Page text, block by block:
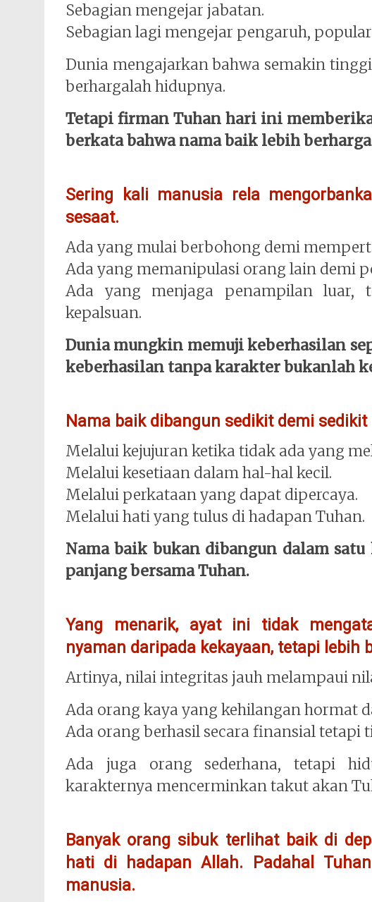
Sebagian mengejar jabatan.
Sebagian lagi mengejar pengaruh,
Dunia mengajarkan bahwa semakin
berhargalah hidupnya.
Tetapi firman Tuhan hari ini
berkata bahwa nama baik lebih
Sering kali manusia rela
sesaat.
Ada yang mulai berbohong demi
Ada yang memanipulasi orang lain demi
Ada yang menjaga penampilan luar,
kepalsuan.
Dunia mungkin memuji keberhasilan
keberhasilan tanpa karakter bukanlah
Nama baik dibangun sedikit demi
Melalui kejujuran ketika tidak ada yang
Melalui kesetiaan dalam hal-hal kecil.
Melalui perkataan yang dapat dipercaya.
Melalui hati yang tulus di hadapan Tuhan.
Nama baik bukan dibangun dalam
panjang bersama Tuhan.
Yang menarik, ayat ini tidak
nyaman daripada kekayaan, tetapi lebih
Artinya, nilai integritas jauh melampaui
Ada orang kaya yang kehilangan hormat
Ada orang berhasil secara finansial tetapi
Ada juga orang sederhana, tetapi
karakternya mencerminkan takut akan
Banyak orang sibuk terlihat baik di
hati di hadapan Allah. Padahal
manusia.